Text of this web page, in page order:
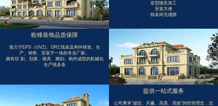
造型随意加工
安装方便
线条间无缝隙
欧锋装饰品质保障
致力于EPS（UVZ)、GRC线条及构件研发、生
产、销售、安装于一体的专业厂家。
拥有切 割、刮浆、模具、雕刻、构件成型的机械化
生产线多条
提供一站式服务
公司秉承“诚信、共赢、高质、高效”的经营理念，志